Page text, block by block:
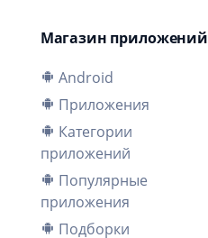
Магазин приложений
Android
Приложения
Категории
приложений
Популярные
приложения
Подборки